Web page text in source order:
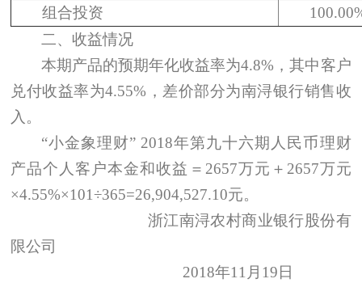
组合投资
二、收益情况
本期产品的预期年化收益率为4.8% ，其中客户
兑付收益率为4.55% ，差价部分为南浔银行销售收
入。
“小金象理财” 2018年第九十六期人民币理财
产品个人客户本金和收益＝ 2657万元＋ 2657万元
×4.55%×101÷365=26,904,527.10元。
浙江南浔农村商业银行股份有
限公司
2018年11 月 19 日